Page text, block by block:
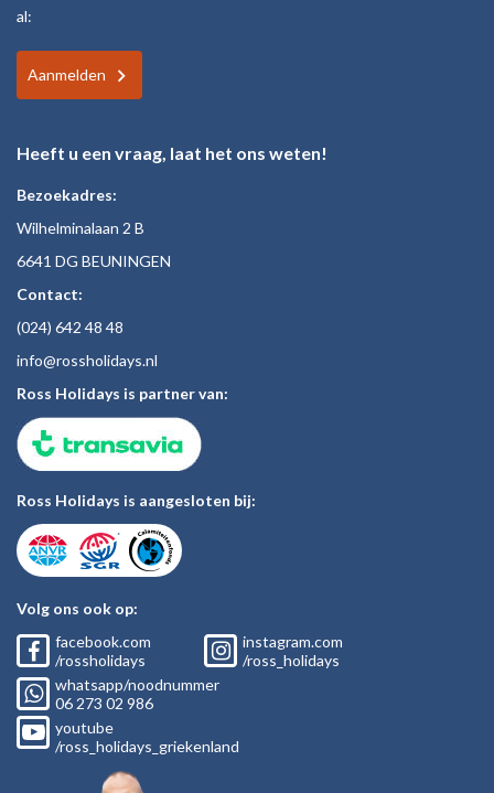
al:
Aanmelden
Heeft u een vraag, laat het ons weten!
Bezoekadres:
Wilhelminalaan 2 B
6641 DG BEUNINGEN
Contact:
(024) 642 48 48
info@rossholidays.nl
Ross Holidays is partner van:
Ross Holidays is aangesloten bij:
Volg ons ook op:
facebook.com
/rossholidays
instagram.com
/ross_holidays
whatsapp/noodnummer
06 273 02 986
youtube
/ross_holidays_griekenland